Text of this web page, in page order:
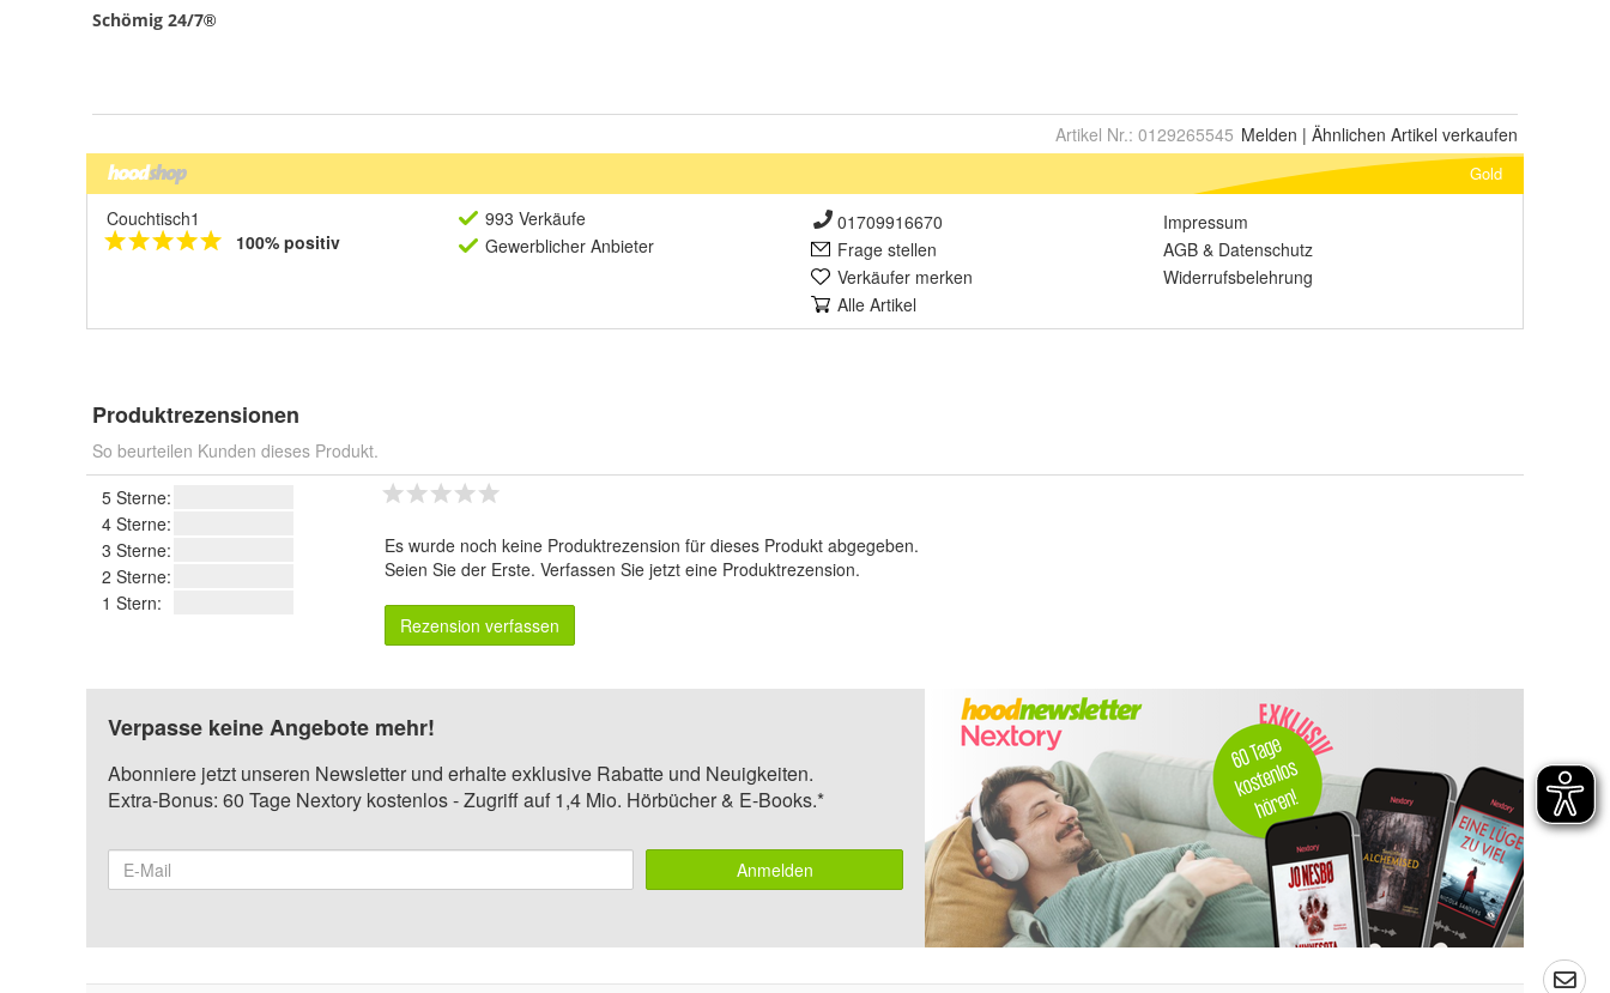
Artikel Nr.: 0129265545 Melden | Ähnlichen Artikel verkaufen
Gold
Couchtisch1
100% positiv
993 Verkäufe
Gewerblicher Anbieter
01709916670
Frage stellen
Verkäufer merken
Alle Artikel
Impressum
AGB & Datenschutz
Widerrufsbelehrung
Produktrezensionen
So beurteilen Kunden dieses Produkt.
5 Sterne:
4 Sterne:
3 Sterne:
2 Sterne:
1 Stern:
Es wurde noch keine Produktrezension für dieses Produkt abgegeben.
Seien Sie der Erste. Verfassen Sie jetzt eine Produktrezension.
Rezension verfassen
Verpasse keine Angebote mehr!
Abonniere jetzt unseren Newsletter und erhalte exklusive Rabatte und Neuigkeiten.
Extra-Bonus: 60 Tage Nextory kostenlos - Zugriff auf 1,4 Mio. Hörbücher & E-Books.*
Anmelden